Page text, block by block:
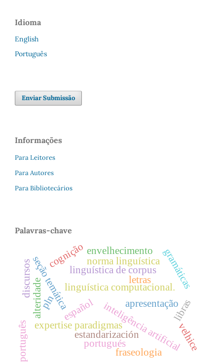
Idioma
English
Português
Enviar Submissão
Informações
Para Leitores
Para Autores
Para Bibliotecários
Palavras-chave
linguística de corpus
linguística computacional.
inteligência artificial
letras
apresentação
seção temática
cognição
expertise paradigmas
estandarización
gramáticas
portugués
español
norma linguística
português
libras
fraseologia
pln
envelhecimento
velhice
alteridade
discursos